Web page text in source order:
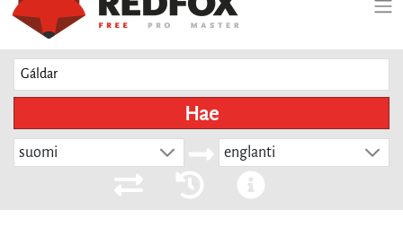
Hae
suomi englanti